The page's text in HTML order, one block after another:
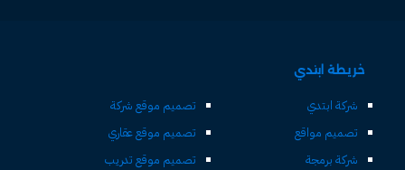
خريطة ابتدي
شركة ابتدي
تصميم مواقع
شركة برمجة
تصميم موقع شركة
تصميم موقع عقاري
تصميم موقع تدريب